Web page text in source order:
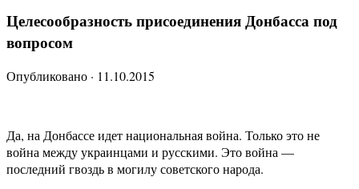
Целесообразность присоединения Донбасса под
вопросом
Опубликовано · 11.10.2015
Да, на Донбассе идет национальная война. Только это не
война между украинцами и русскими. Это война —
последний гвоздь в могилу советского народа.